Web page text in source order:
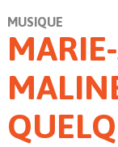
MUSIQUE